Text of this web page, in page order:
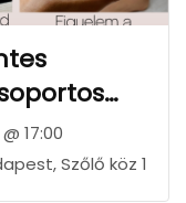
17:00
Szőlő köz 1